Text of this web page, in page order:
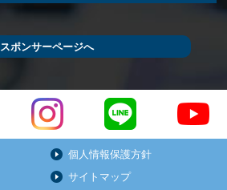
スポンサーページへ
個人情報保護方針
サイトマップ